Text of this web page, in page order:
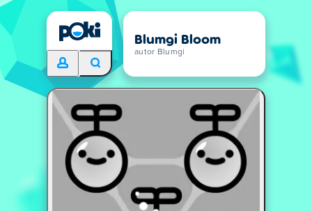
Blumgi Bloom
autor Blumgi